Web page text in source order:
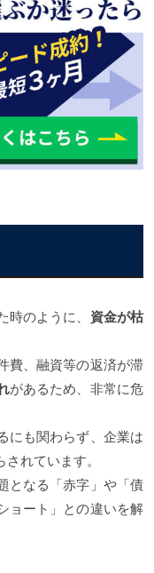
のように、 資金が枯
費、融資等の返済が滞
があるため、非常に危
にも関わらず、企業は
れています。
となる「赤字」や「債
ョート」との違いを解